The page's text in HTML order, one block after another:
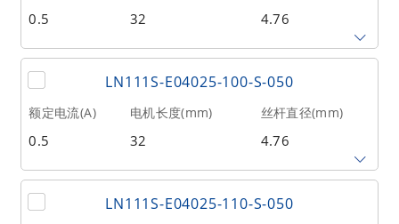
相数 转子惯量(g•cm²) 重量(kg)
2 9 0.1
0.5 32 4.76
丝杆导程(mm) 丝杆长度(mm) 额定推力(N
@300RPM)
相数 转子惯量(g•cm²) 重量(kg)
2 9 0.1
LN111S-E04025-100-S-050
额定电流(A) 电机长度(mm) 丝杆直径(mm)
0.5 32 4.76
丝杆导程(mm) 丝杆长度(mm) 额定推力(N
@300RPM)
LN111S-E04025-110-S-050